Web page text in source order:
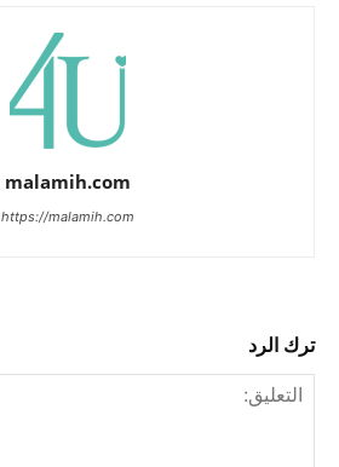
malamih.com
https://malamih.com
ترك الرد